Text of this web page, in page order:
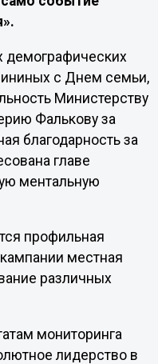
демографических
с Днем семьи,
Министерству
Фалькову за
благодарность за
главе
ментальную
профильная
местная
различных
мониторинга
лидерство в